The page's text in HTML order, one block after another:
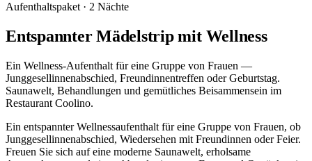
Aufenthaltspaket · 2 Nächte
Entspannter Mädelstrip mit Wellness
Ein Wellness-Aufenthalt für eine Gruppe von Frauen —
Junggesellinnenabschied, Freundinnentreffen oder Geburtstag.
Saunawelt, Behandlungen und gemütliches Beisammensein im
Restaurant Coolino.
Ein entspannter Wellnessaufenthalt für eine Gruppe von Frauen, ob
Junggesellinnenabschied, Wiedersehen mit Freundinnen oder Feier.
Freuen Sie sich auf eine moderne Saunawelt, erholsame